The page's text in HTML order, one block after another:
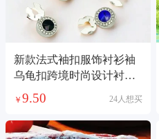
新款法式袖扣服饰衬衫袖
乌龟扣跨境时尚设计衬衫
领口钮扣底托配件
￥ 9.50 24人想买